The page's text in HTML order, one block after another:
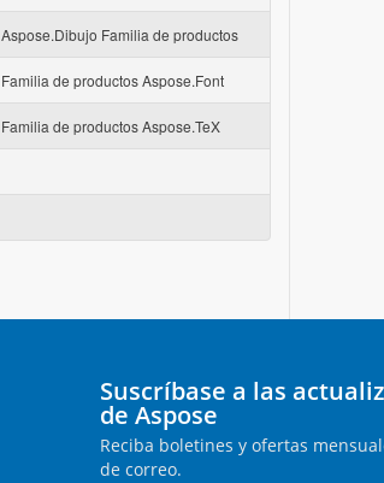
Aspose.Dibujo Familia de productos
Familia de productos Aspose.Font
Familia de productos Aspose.TeX
Suscríbase a las
de Aspose
Reciba boletines y ofertas
de correo.